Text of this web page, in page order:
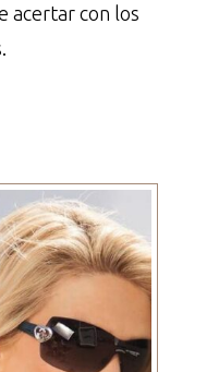
acertar con los